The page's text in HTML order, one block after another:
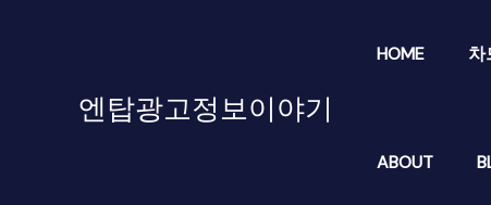
엔탑광고정보이야기
HOME 차
ABOUT